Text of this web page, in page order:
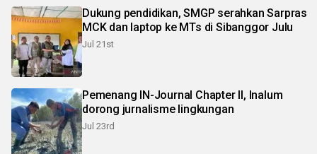
Dukung pendidikan, SMGP serahkan Sarpras
MCK dan laptop ke MTs di Sibanggor Julu
Jul 21st
Pemenang IN-Journal Chapter II, Inalum
dorong jurnalisme lingkungan
Jul 23rd